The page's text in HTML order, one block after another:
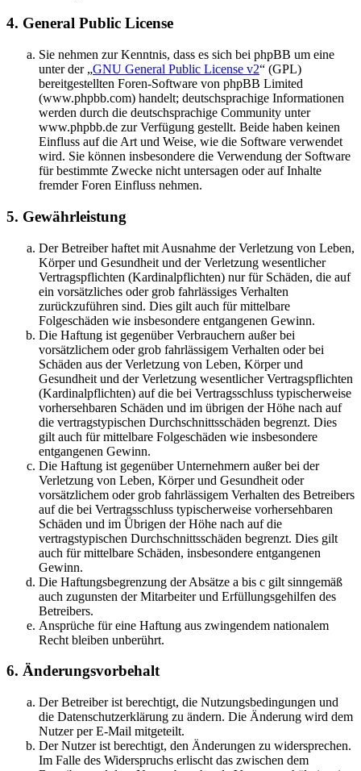
4. General Public License
Sie nehmen zur Kenntnis, dass es sich bei phpBB um eine
unter der „GNU General Public License v2“ (GPL)
bereitgestellten Foren-Software von phpBB Limited
(www.phpbb.com) handelt; deutschsprachige Informationen
werden durch die deutschsprachige Community unter
www.phpbb.de zur Verfügung gestellt. Beide haben keinen
Einfluss auf die Art und Weise, wie die Software verwendet
wird. Sie können insbesondere die Verwendung der Software
für bestimmte Zwecke nicht untersagen oder auf Inhalte
fremder Foren Einfluss nehmen.
5. Gewährleistung
Der Betreiber haftet mit Ausnahme der Verletzung von Leben,
Körper und Gesundheit und der Verletzung wesentlicher
Vertragspflichten (Kardinalpflichten) nur für Schäden, die auf
ein vorsätzliches oder grob fahrlässiges Verhalten
zurückzuführen sind. Dies gilt auch für mittelbare
Folgeschäden wie insbesondere entgangenen Gewinn.
Die Haftung ist gegenüber Verbrauchern außer bei
vorsätzlichem oder grob fahrlässigem Verhalten oder bei
Schäden aus der Verletzung von Leben, Körper und
Gesundheit und der Verletzung wesentlicher Vertragspflichten
(Kardinalpflichten) auf die bei Vertragsschluss typischerweise
vorhersehbaren Schäden und im übrigen der Höhe nach auf
die vertragstypischen Durchschnittsschäden begrenzt. Dies
gilt auch für mittelbare Folgeschäden wie insbesondere
entgangenen Gewinn.
Die Haftung ist gegenüber Unternehmern außer bei der
Verletzung von Leben, Körper und Gesundheit oder
vorsätzlichem oder grob fahrlässigem Verhalten des Betreibers
auf die bei Vertragsschluss typischerweise vorhersehbaren
Schäden und im Übrigen der Höhe nach auf die
vertragstypischen Durchschnittsschäden begrenzt. Dies gilt
auch für mittelbare Schäden, insbesondere entgangenen
Gewinn.
Die Haftungsbegrenzung der Absätze a bis c gilt sinngemäß
auch zugunsten der Mitarbeiter und Erfüllungsgehilfen des
Betreibers.
Ansprüche für eine Haftung aus zwingendem nationalem
Recht bleiben unberührt.
6. Änderungsvorbehalt
Der Betreiber ist berechtigt, die Nutzungsbedingungen und
die Datenschutzerklärung zu ändern. Die Änderung wird dem
Nutzer per E-Mail mitgeteilt.
Der Nutzer ist berechtigt, den Änderungen zu widersprechen.
Im Falle des Widerspruchs erlischt das zwischen dem